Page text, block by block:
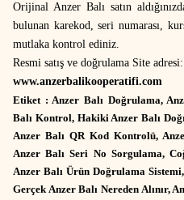
Orijinal Anzer Balı satın
bulunan karekod, seri numarası,
mutlaka kontrol ediniz.
Resmi satış ve doğrulama Site adresi:
www.anzerbalikooperatifi.com
Etiket : Anzer Balı Doğrulama,
Balı Kontrol, Hakiki Anzer Balı
Anzer Balı QR Kod Kontrolü,
Anzer Balı Seri No Sorgulama,
Anzer Balı Ürün Doğrulama
Gerçek Anzer Balı Nereden Alınır,